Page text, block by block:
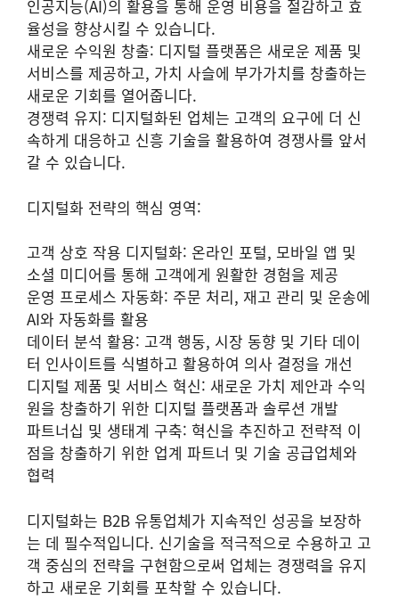
인공지능(AI)의 활용을 통해 운영 비용을 절감하고 효
율성을 향상시킬 수 있습니다.
새로운 수익원 창출: 디지털 플랫폼은 새로운 제품 및
서비스를 제공하고, 가치 사슬에 부가가치를 창출하는
새로운 기회를 열어줍니다.
경쟁력 유지: 디지털화된 업체는 고객의 요구에 더 신
속하게 대응하고 신흥 기술을 활용하여 경쟁사를 앞서
갈 수 있습니다.
디지털화 전략의 핵심 영역:
고객 상호 작용 디지털화: 온라인 포털, 모바일 앱 및
소셜 미디어를 통해 고객에게 원활한 경험을 제공
운영 프로세스 자동화: 주문 처리, 재고 관리 및 운송에
AI와 자동화를 활용
데이터 분석 활용: 고객 행동, 시장 동향 및 기타 데이
터 인사이트를 식별하고 활용하여 의사 결정을 개선
디지털 제품 및 서비스 혁신: 새로운 가치 제안과 수익
원을 창출하기 위한 디지털 플랫폼과 솔루션 개발
파트너십 및 생태계 구축: 혁신을 추진하고 전략적 이
점을 창출하기 위한 업계 파트너 및 기술 공급업체와
협력
디지털화는 B2B 유통업체가 지속적인 성공을 보장하
는 데 필수적입니다. 신기술을 적극적으로 수용하고 고
객 중심의 전략을 구현함으로써 업체는 경쟁력을 유지
하고 새로운 기회를 포착할 수 있습니다.